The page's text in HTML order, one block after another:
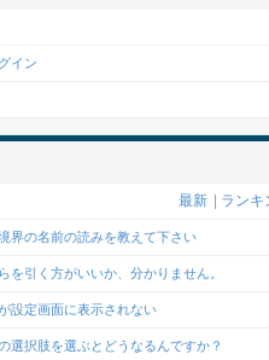
イン
最新 ランキ
界の名前の読みを教えて下さい
を引く方がいいか、分かりません。
設定画面に表示されない
選択肢を選ぶとどうなるんですか？